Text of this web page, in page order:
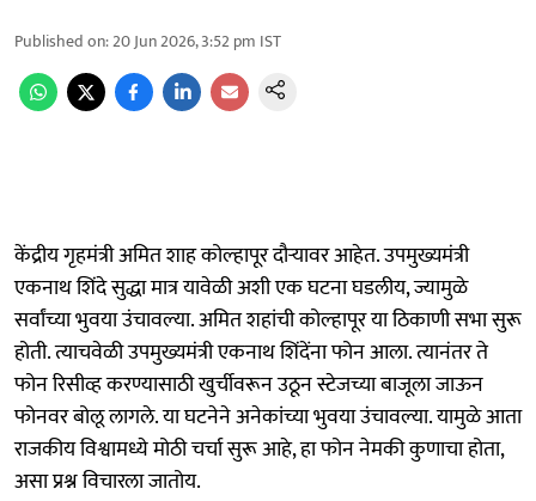
Published on:20 Jun 2026, 3:52 pm IST
केंद्रीय गृहमंत्री अमित शाह कोल्हापूर दौऱ्यावर आहेत. उपमुख्यमंत्री
एकनाथ शिंदे सुद्धा मात्र यावेळी अशी एक घटना घडलीय, ज्यामुळे
सर्वांच्या भुवया उंचावल्या. अमित शहांची कोल्हापूर या ठिकाणी सभा सुरू
होती. त्याचवेळी उपमुख्यमंत्री एकनाथ शिंदेंना फोन आला. त्यानंतर ते
फोन रिसीव्ह करण्यासाठी खुर्चीवरून उठून स्टेजच्या बाजूला जाऊन
फोनवर बोलू लागले. या घटनेने अनेकांच्या भुवया उंचावल्या. यामुळे आता
राजकीय विश्वामध्ये मोठी चर्चा सुरू आहे, हा फोन नेमकी कुणाचा होता,
असा प्रश्न विचारला जातोय.